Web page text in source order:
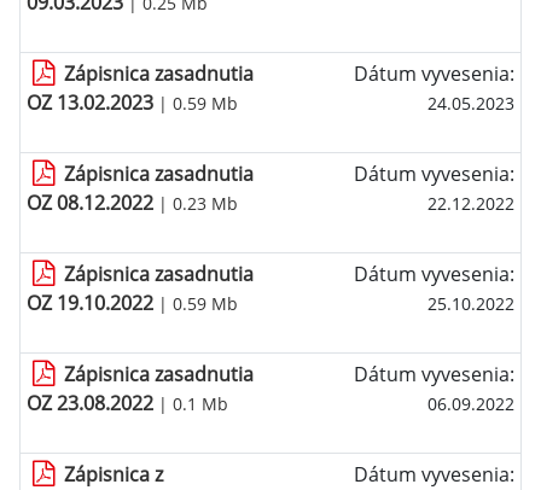
Zápisnica zasadnutia
OZ 13.02.2023 | 0.59 Mb
Dátum vyvesenia:
24.05.2023
Zápisnica zasadnutia
OZ 08.12.2022 | 0.23 Mb
Dátum vyvesenia:
22.12.2022
Zápisnica zasadnutia
OZ 19.10.2022 | 0.59 Mb
Dátum vyvesenia:
25.10.2022
Zápisnica zasadnutia
OZ 23.08.2022 | 0.1 Mb
Dátum vyvesenia:
06.09.2022
Zápisnica z
Dátum vyvesenia: